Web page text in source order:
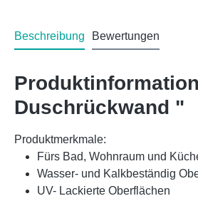
Beschreibung Bewertungen
Duschrückwand "
Produktmerkmale:
Fürs Bad, Wohnraum und
Wasser- und Kalkbeständig
UV- Lackierte Oberflächen